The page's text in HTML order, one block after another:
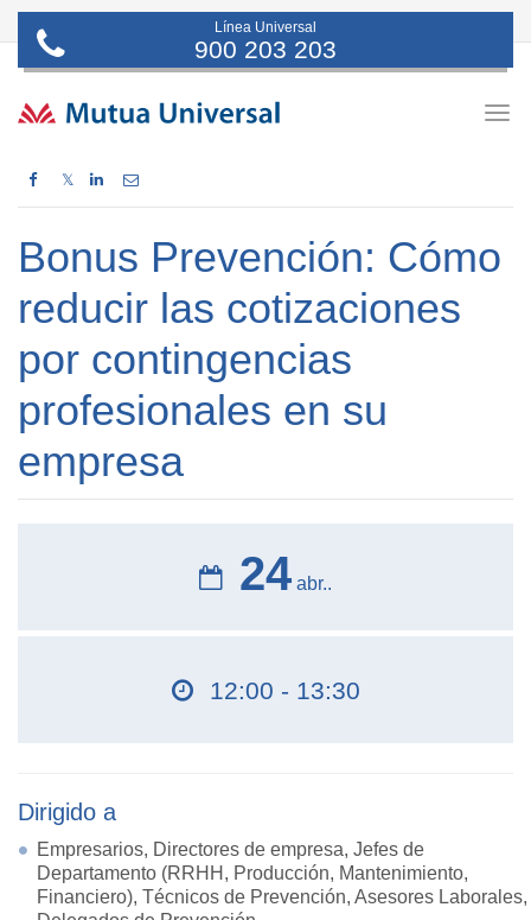
Línea Universal
900 203 203
𝕏
Bonus Prevención: Cómo
reducir las cotizaciones
por contingencias
profesionales en su
empresa
24 abr..
12:00 - 13:30
Dirigido a
Empresarios, Directores de empresa, Jefes de
Departamento (RRHH, Producción, Mantenimiento,
Financiero), Técnicos de Prevención, Asesores Laborales,